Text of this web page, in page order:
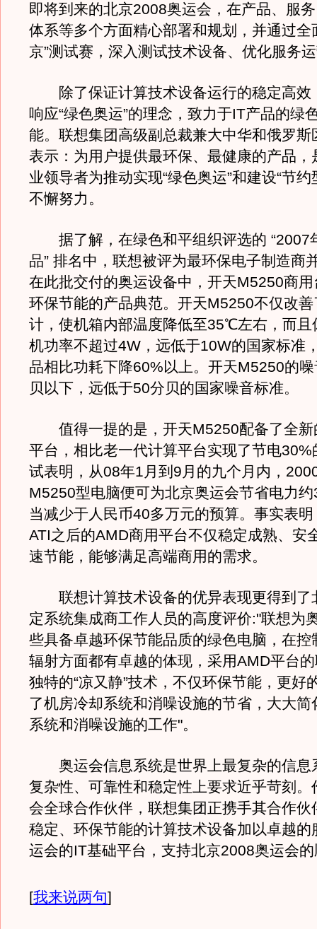
即将到来的北京2008奥运会，在产品、服
体系等多个方面精心部署和规划，并通过全
京”测试赛，深入测试技术设备、优化服务
除了保证计算技术设备运行的稳定高效
响应“绿色奥运”的理念，致力于IT产品的绿
能。联想集团高级副总裁兼大中华和俄罗斯
表示：为用户提供最环保、最健康的产品，
业领导者为推动实现“绿色奥运”和建设“节约
不懈努力。
据了解，在绿色和平组织评选的 “2007
品” 排名中，联想被评为最环保电子制造商
在此批交付的奥运设备中，开天M5250商
环保节能的产品典范。开天M5250不仅改
计，使机箱内部温度降低至35℃左右，而且
机功率不超过4W，远低于10W的国家标准
品相比功耗下降60%以上。开天M5250的
贝以下，远低于50分贝的国家噪音标准。
值得一提的是，开天M5250配备了全新
平台，相比老一代计算平台实现了节电30%
试表明，从08年1月到9月的九个月内，
M5250型电脑便可为北京奥运会节省电力
当减少于人民币40多万元的预算。事实表
ATI之后的AMD商用平台不仅稳定成熟、安
速节能，能够满足高端商用的需求。
联想计算技术设备的优异表现更得到了
定系统集成商工作人员的高度评价:"联想为
些具备卓越环保节能品质的绿色电脑，在控
辐射方面都有卓越的体现，采用AMD平台
独特的“凉又静”技术，不仅环保节能，更好
了机房冷却系统和消噪设施的节省，大大简
系统和消噪设施的工作"。
奥运会信息系统是世界上最复杂的信息
复杂性、可靠性和稳定性上要求近乎苛刻。
会全球合作伙伴，联想集团正携手其合作伙
稳定、环保节能的计算技术设备加以卓越的
运会的IT基础平台，支持北京2008奥运会
[我来说两句]